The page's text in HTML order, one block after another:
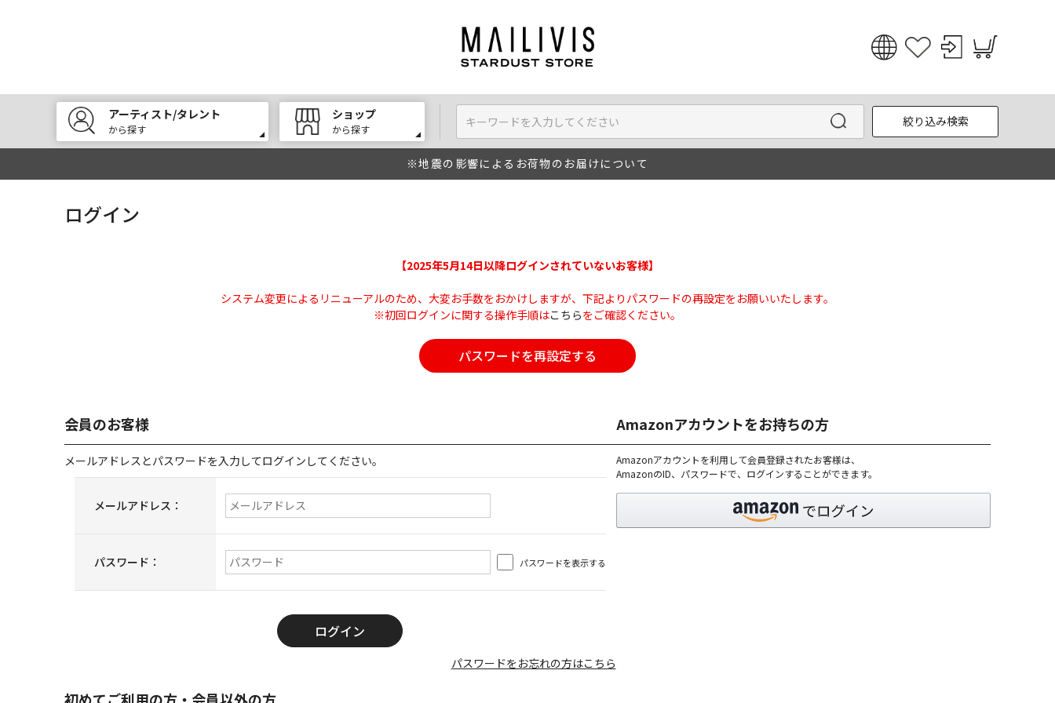
English
한국어
アーティスト/タレント
から探す
ショップ
から探す
絞り込み検索
※地震の影響によるお荷物のお届けについて
ログイン
【2025年5月14日以降ログインされていないお客様】
システム変更によるリニューアルのため、大変お手数をおかけしますが、下記よりパスワードの再設定をお願いいたします。
※初回ログインに関する操作手順はこちらをご確認ください。
パスワードを再設定する
会員のお客様
メールアドレスとパスワードを入力してログインしてください。
メールアドレス：
パスワード： パスワードを表示する
パスワードをお忘れの方はこちら
Amazonアカウントをお持ちの方
Amazonアカウントを利用して会員登録されたお客様は、
AmazonのID、パスワードで、ログインすることができます。